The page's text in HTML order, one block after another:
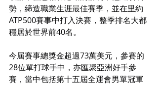
勢，締造職業生涯最佳賽季，並在里約
ATP500賽事中打入決賽，整季排名大都
穩居於世界前40名。
今屆賽事總獎金超過73萬美元，參賽的
28位單打球手中，亦匯聚亞洲好手參
賽，當中包括第十五屆全運會男單冠軍